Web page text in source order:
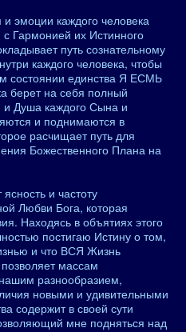
эмоции каждого человека
Гармонией их Истинного
путь сознательному
каждого человека, чтобы
состоянии единства Я ЕСМЬ
берет на себя полный
и Душа каждого Сына и
и поднимаются в
расчищает путь для
Божественного Плана на
и частоту
Любви Бога, которая
Находясь в объятиях этого
постигаю Истину о том,
и что ВСЯ Жизнь
массам
разнообразием,
новыми и удивительными
содержит в своей сути
мне подняться над